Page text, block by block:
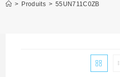
> Produits > 55UN711C0ZB